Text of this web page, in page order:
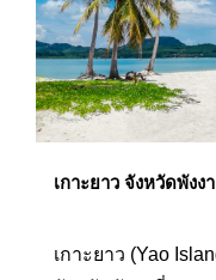
เกาะยาว จังหวัดพังง
เกาะยาว (Yao